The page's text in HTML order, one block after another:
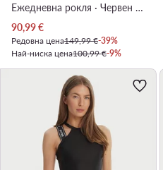
Ежедневна рокля · Червен · Мини
Актуална цена
90,99€
Редовна цена149,99 €-39%
Най-ниска цена100,99 €-9%